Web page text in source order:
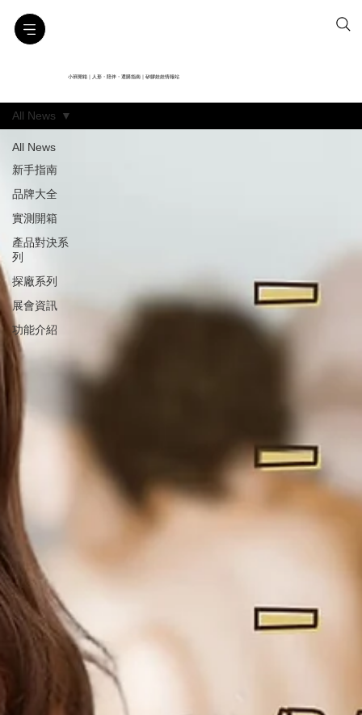
小班開箱｜人形・陪伴・選購指南｜矽膠娃娃情報站
All News
新手指南
品牌大全
實測開箱
產品對決系
列
探廠系列
展會資訊
功能介紹
All News